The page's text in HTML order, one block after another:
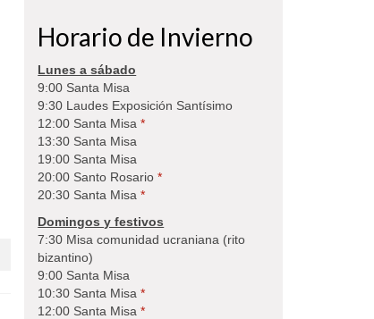
Horario de Invierno
Lunes a sábado
9:00 Santa Misa
9:30 Laudes Exposición Santísimo
12:00 Santa Misa*
13:30 Santa Misa
19:00 Santa Misa
20:00 Santo Rosario*
20:30 Santa Misa*
Domingos y festivos
7:30 Misa comunidad ucraniana (rito
bizantino)
9:00 Santa Misa
10:30 Santa Misa*
12:00 Santa Misa*